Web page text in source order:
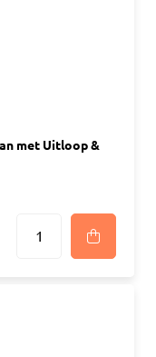
met Uitloop &